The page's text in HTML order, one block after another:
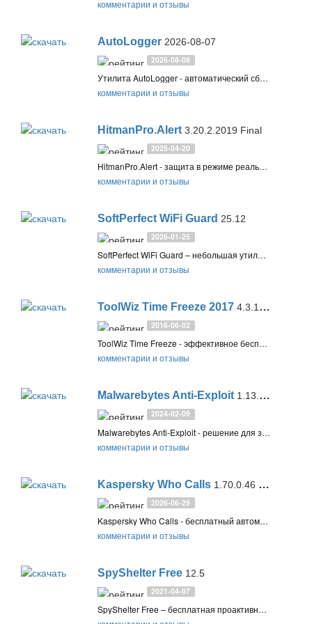
комментарии и отзывы
AutoLogger 2026-08-07
2026-08-08
Утилита AutoLogger - автоматический сборщик логов на компьютере для дальнейшего анализа зараженной системы и ее восстановления. Все реализовано на скриптах AVZ и имеет гибкую структуру настроек и диалога для конечного пользователя
комментарии и отзывы
HitmanPro.Alert 3.20.2.2019 Final
2025-04-20
HitmanPro.Alert - защита в режиме реального времени от шифровальщиков, эксплойтов, использующих уязвимости программ, попутных загрузок, онлайн-мошенников и кражи личных данных. Решение защищает системы от существующих и новейших угроз вЂќнулевого днявЂќ
комментарии и отзывы
SoftPerfect WiFi Guard 25.12
2026-01-25
SoftPerfect WiFi Guard – небольшая утилита для дополнительной защиты домашней Wi-Fi сети от возможного взлома. Позволяет обнаруживать несанкционированный доступ других компьютеров и сетевых устройств
комментарии и отзывы
ToolWiz Time Freeze 2017 4.3.1.5000
2016-06-02
ToolWiz Time Freeze - эффективное бесплатное приложение для восстановления системы, позволяющее сохранить ваш компьютер в безопасности и защитить ОС Windows и важные файлы от нежелательных изменений с использованием виртуальной среды
комментарии и отзывы
Malwarebytes Anti-Exploit 1.13.585 (Beta)
2024-02-09
Malwarebytes Anti-Exploit - решение для защиты от эксплойтов, использующих 0day-уязвимости. Защищает основные приложения в системе от известных и неизвестных эксплойтов без необходимости настройки и обновления сигнатур
комментарии и отзывы
Kaspersky Who Calls 1.70.0.46 (Android) / 1.54.0 (iOS)
2026-06-29
Kaspersky Who Calls - бесплатный автоматический определитель номера для Android и iPhone, который проверяет все входящие вызовы с неизвестных номеров, чтобы вы точно знали, стоит ли брать трубку
комментарии и отзывы
SpyShelter Free 12.5
2021-04-07
SpyShelter Free – бесплатная проактивная защита HIPS в сочетании с облачной проверкой Jotti Scanner и двухсторонним фаерволом